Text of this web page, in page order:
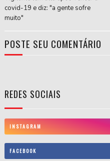
covid-19 e diz: "a gente sofre
muito"
POSTE SEU COMENTÁRIO
REDES SOCIAIS
INSTAGRAM
FACEBOOK